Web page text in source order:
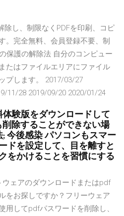
除し、制限なくPDFを印刷、コピ
。完全無料、会員登録不要、制
保護の解除法 自分のコンピュー
たはファイルエリアにファイル
プします。 2017/03/27
11/28 2019/09/20 2020/01/24
体験版をダウンロードして
除することができない場
今後感染 パソコンもスマー
ドを設定して、目を離すと
をかけることを習慣にする
ェアのダウンロードまたはpdf
をお探しですか？フリーウェア
用してpdfパスワードを削除し、